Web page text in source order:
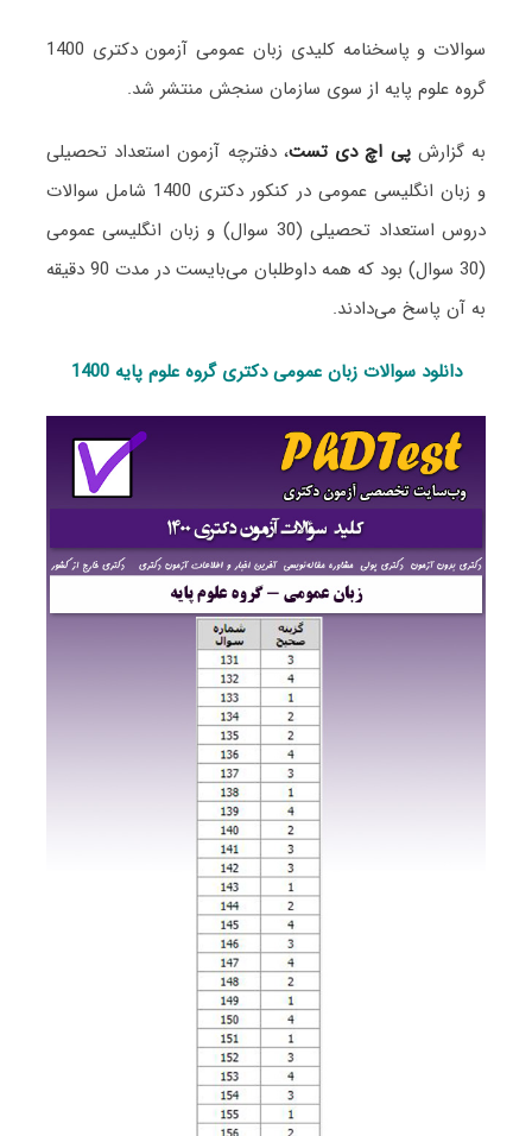
سوالات و پاسخنامه کلیدی زبان عمومی آزمون دکتری 1400
گروه علوم پایه از سوی سازمان سنجش منتشر شد.
به گزارشپی اچ دی تست، دفترچه آزمون استعداد تحصیلی
و زبان انگلیسی عمومی در کنکور دکتری 1400 شامل سوالات
دروس استعداد تحصیلی (30 سوال) و زبان انگلیسی عمومی
(30 سوال) بود که همه داوطلبان می‌بایست در مدت 90 دقیقه
به آن پاسخ می‌دادند.
دانلود سوالات زبان عمومی دکتری گروه علوم پایه 1400